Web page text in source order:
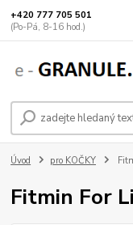
+420 777 705 501
(Po-Pá, 8-16 hod.)
Úvod pro KOČKY
Fitmin For